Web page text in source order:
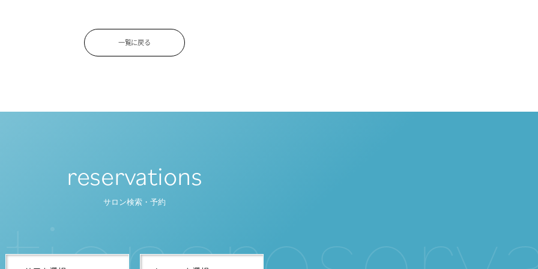
一覧に戻る
reservations
サロン検索・予約